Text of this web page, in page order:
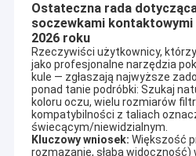
Ostateczna rada
soczewkami kontaktowymi
2026 roku
Rzeczywiści użytkownicy,
jako profesjonalne narzędzia
kule — zgłaszają najwyższe
ponad tanie podróbki: Szukaj
koloru oczu, wielu rozmiarów
kompatybilności z taliach
świecącym/niewidzialnym.
Kluczowy wniosek: Większość
rozmazanie, słaba widoczność)